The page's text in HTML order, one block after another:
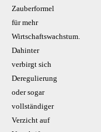
Zauberformel
für mehr
Wirtschaftswachstum.
Dahinter
verbirgt sich
Deregulierung
oder sogar
vollständiger
Verzicht auf